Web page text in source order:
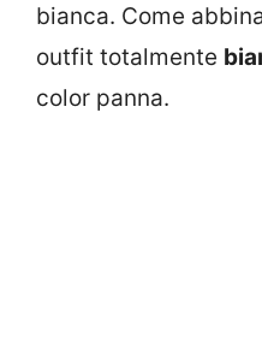
bianca. Come
outfit totalmente
color panna.